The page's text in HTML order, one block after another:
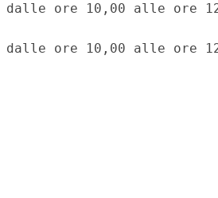
dalle ore 10,00 alle ore
dalle ore 10,00 alle ore